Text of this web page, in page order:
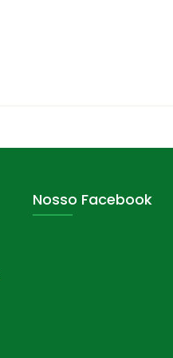
Nosso Facebook